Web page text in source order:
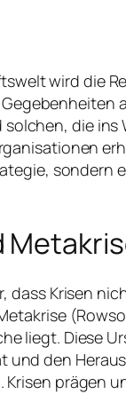
wird die
die
dass Krisen
liegt. Diese
den
prägen